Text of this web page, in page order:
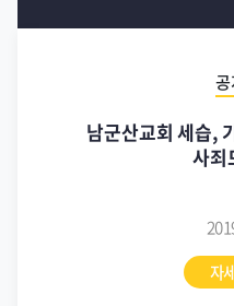
남군산교회 세습,
사죄
자